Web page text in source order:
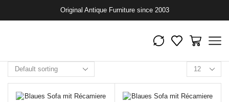
Original Antique Furniture since 2003